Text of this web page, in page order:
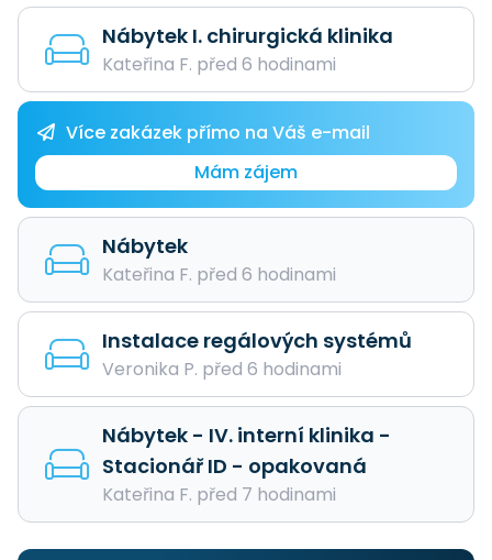
Nábytek I. chirurgická klinika
Kateřina F. před 6 hodinami
Více zakázek přímo na Váš e-mail
Mám zájem
Nábytek
Kateřina F. před 6 hodinami
Instalace regálových systémů
Veronika P. před 6 hodinami
Nábytek - IV. interní klinika -
Stacionář ID - opakovaná
Kateřina F. před 7 hodinami